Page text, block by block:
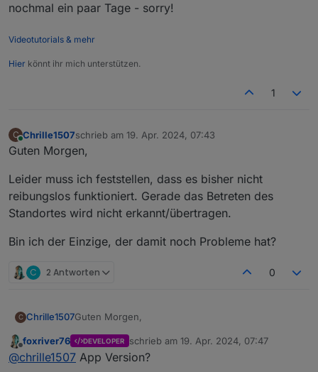
nochmal ein paar Tage - sorry!
Videotutorials & mehr
Hier könnt ihr mich unterstützen.
1
C
Online
Chrille1507schrieb am 19. Apr. 2024, 07:43
zuletzt editiert von
Guten Morgen,
Leider muss ich feststellen, dass es bisher nicht
reibungslos funktioniert. Gerade das Betreten des
Standortes wird nicht erkannt/übertragen.
Bin ich der Einzige, der damit noch Probleme hat?
C 2 Antworten 0
C Chrille1507Guten Morgen,
Leider muss ich feststellen, dass es bisher nicht
reibungslos funktioniert. Gerade das Betreten des
Offline
foxriver76 DEVELOPER schrieb am 19. Apr. 2024, 07:47
zuletzt editiert von
@chrille1507 App Version?